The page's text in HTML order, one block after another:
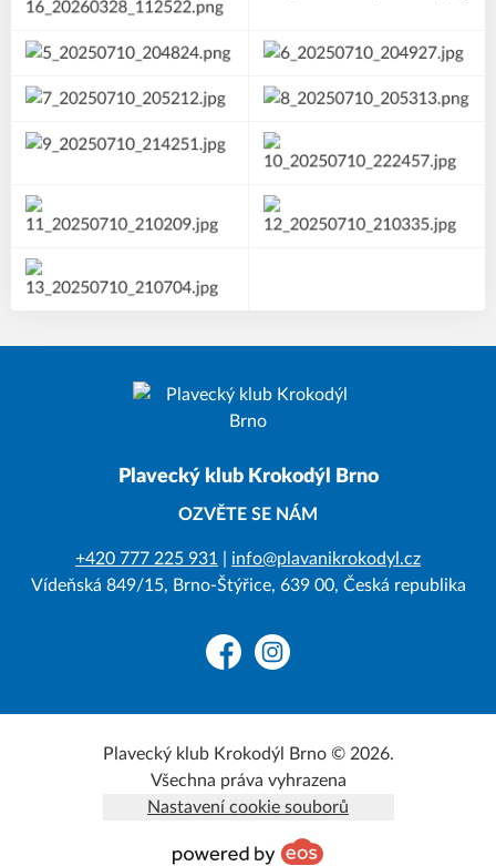
Plavecký klub Krokodýl Brno
OZVĚTE SE NÁM
+420 777 225 931
info@plavanikrokodyl.cz
Vídeňská 849/15, Brno-Štýřice, 639 00, Česká republika
FacebookInstagram
Plavecký klub Krokodýl Brno © 2026.
Všechna práva vyhrazena
Nastavení cookie souborů